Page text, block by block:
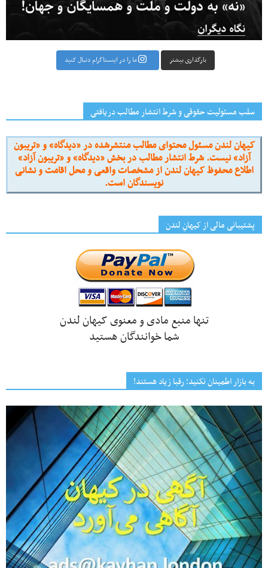
بارگذاری بیشتر ما را در اینستاگرام دنبال کنید
سلب مسئولیت حقوقی و شرط انتشار مطالب دریافتی
کیهان لندن مسئول محتوای مطالب منتشرشده در «دیدگاه» و «تریبون
آزاد» نیست. شرط انتشار مطالب در بخش «دیدگاه» و «تریبون آزاد»
اطلاع محفوظ کیهان لندن از مشخصات واقعی و محل اقامت و نشانی
نویسندگان است.
پشتیبانی مالی از کیهانِ لندن
تنها منبع مادی و معنوی کیهان لندن
شما خوانندگان هستید
به بازار اطمینان نکنید؛ رقبا زیاد هستند!